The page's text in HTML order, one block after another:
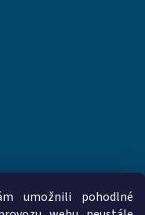
umožnili pohodlné